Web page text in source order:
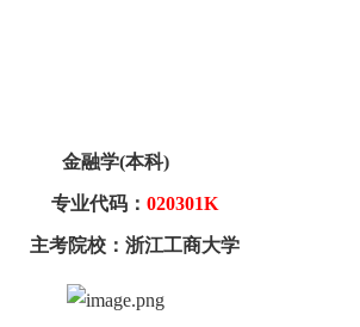
金融学(本科)
专业代码： 020301K
主考院校：浙江工商大学